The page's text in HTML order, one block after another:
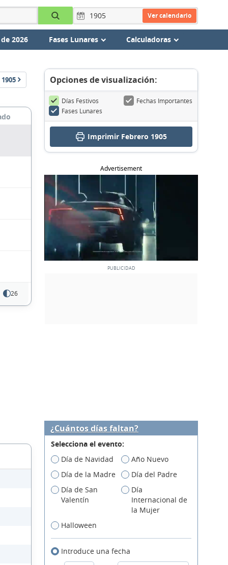
Ver calendario
2026 Fases Lunares Calculadoras
1905
26
Opciones de visualización:
Días Festivos
Fechas Importantes
Fases Lunares
Imprimir Febrero 1905
Advertisement
¿Cuántos días faltan?
Selecciona el evento:
Día de Navidad
Año Nuevo
Día de la Madre
Día del Padre
Día de San
Valentín
Día
Internacional de
la Mujer
Halloween
Introduce una fecha